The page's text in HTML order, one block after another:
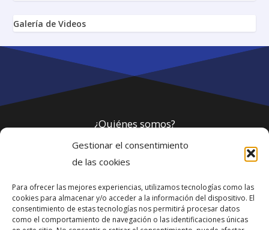
Gestionar el consentimiento
de las cookies
Para ofrecer las mejores experiencias, utilizamos tecnologías como las
cookies para almacenar y/o acceder a la información del dispositivo. El
consentimiento de estas tecnologías nos permitirá procesar datos
como el comportamiento de navegación o las identificaciones únicas
Galería de Videos
¿Quiénes somos?
Política de privacidad
Webmaster
soporte@fotosdlahabana.com